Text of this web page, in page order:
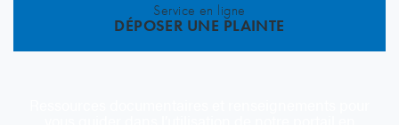
Service en ligne
DÉPOSER UNE PLAINTE